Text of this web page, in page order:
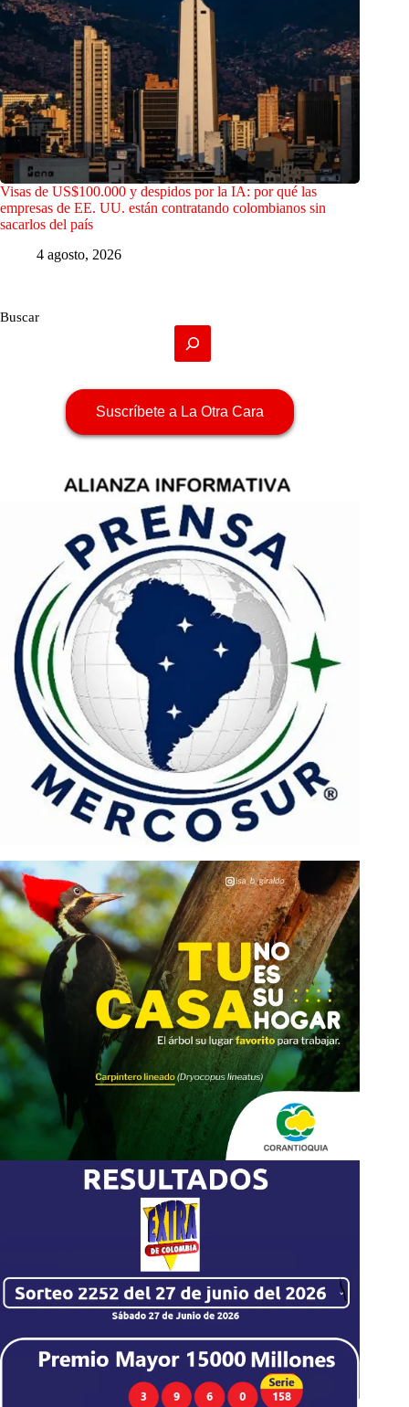
Visas de US$100.000 y despidos por la IA: por qué las
empresas de EE. UU. están contratando colombianos sin
sacarlos del país
4 agosto, 2026
Buscar
Suscríbete a La Otra Cara